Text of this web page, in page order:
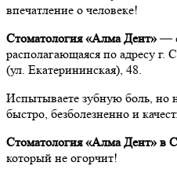
впечатление о человеке!
Стоматология «Алма Дент»—
располагающаяся по адресу
(ул. Екатерининская), 48.
Испытываете зубную боль, но
быстро, безболезненно и
Стоматология «Алма Дент» в
который не огорчит!